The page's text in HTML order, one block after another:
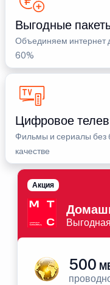
Выгодные
Объединяем интернет
60%
Цифровое
Фильмы и сериалы без
качестве
Акция
500